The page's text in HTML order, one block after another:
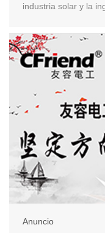
industria solar y la
internacional, cerró
Internacional de
hasta 1.800
Anuncio